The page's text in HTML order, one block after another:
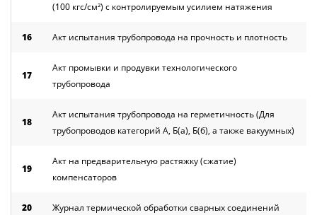
(100 кгс/см²) с контролируемым усилием натяжения
16 Акт испытания трубопровода на прочность и плотность
17
Акт промывки и продувки технологического
трубопровода
18
Акт испытания трубопровода на герметичность (Для
трубопроводов категорий А, Б(а), Б(б), а также вакуумных)
19
Акт на предварительную растяжку (сжатие)
компенсаторов
20 Журнал термической обработки сварных соединений